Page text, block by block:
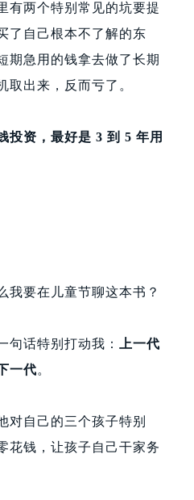
有两个特别常见的坑要提
了自己根本不了解的东
期急用的钱拿去做了长期
取出来，反而亏了。
投资，最好是 3 到 5 年用
我要在儿童节聊这本书？
句话特别打动我：
上一代
一代。
对自己的三个孩子特别
花钱，让孩子自己干家务